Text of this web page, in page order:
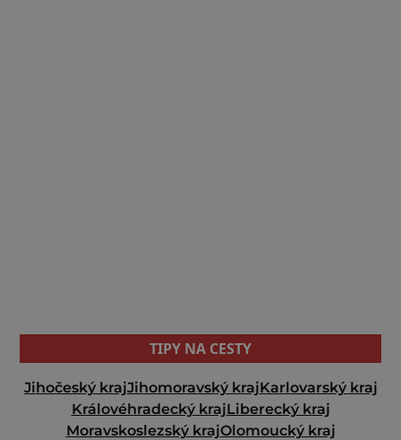
TIPY NA CESTY
Jihočeský krajJihomoravský krajKarlovarský kraj
Královéhradecký krajLiberecký kraj
Moravskoslezský krajOlomoucký kraj